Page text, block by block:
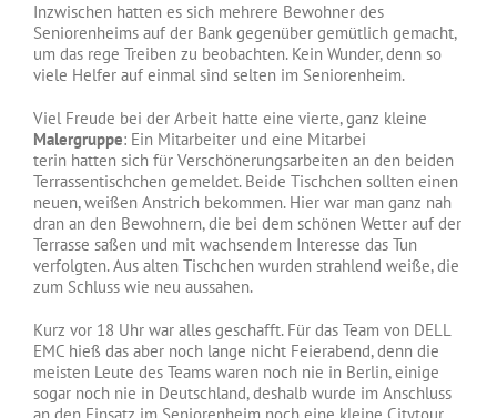
Inzwischen hatten es sich mehrere Bewohner des
Seniorenheims auf der Bank gegenüber gemütlich gemacht,
um das rege Treiben zu beobachten. Kein Wunder, denn so
viele Helfer auf einmal sind selten im Seniorenheim.
Viel Freude bei der Arbeit hatte eine vierte, ganz kleine
Malergruppe: Ein Mitarbeiter und eine Mitarbei
terin hatten sich für Verschönerungsarbeiten an den beiden
Terrassentischchen gemeldet. Beide Tischchen sollten einen
neuen, weißen Anstrich bekommen. Hier war man ganz nah
dran an den Bewohnern, die bei dem schönen Wetter auf der
Terrasse saßen und mit wachsendem Interesse das Tun
verfolgten. Aus alten Tischchen wurden strahlend weiße, die
zum Schluss wie neu aussahen.
Kurz vor 18 Uhr war alles geschafft. Für das Team von DELL
EMC hieß das aber noch lange nicht Feierabend, denn die
meisten Leute des Teams waren noch nie in Berlin, einige
sogar noch nie in Deutschland, deshalb wurde im Anschluss